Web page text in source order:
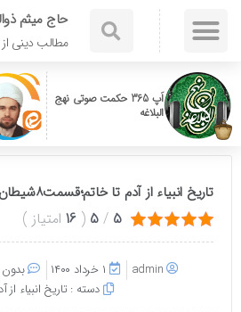
حاج میثم
مطالب دینی از
اَپ 365 حکمت صوتی نهج
البلاغه
تاریخ انبیاء از آدم تا خاتم؛قسمت۸شیطان چیست؟
5
/
5
(
16 امتیاز)
admin ۱ خرداد ۱۴۰۰ بدون
دسته :تاریخ انبیاء از